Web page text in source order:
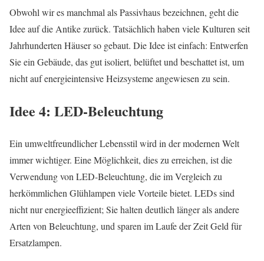
Obwohl wir es manchmal als Passivhaus bezeichnen, geht die
Idee auf die Antike zurück. Tatsächlich haben viele Kulturen seit
Jahrhunderten Häuser so gebaut. Die Idee ist einfach: Entwerfen
Sie ein Gebäude, das gut isoliert, belüftet und beschattet ist, um
nicht auf energieintensive Heizsysteme angewiesen zu sein.
Idee 4: LED-Beleuchtung
Ein umweltfreundlicher Lebensstil wird in der modernen Welt
immer wichtiger. Eine Möglichkeit, dies zu erreichen, ist die
Verwendung von LED-Beleuchtung, die im Vergleich zu
herkömmlichen Glühlampen viele Vorteile bietet. LEDs sind
nicht nur energieeffizient; Sie halten deutlich länger als andere
Arten von Beleuchtung, und sparen im Laufe der Zeit Geld für
Ersatzlampen.